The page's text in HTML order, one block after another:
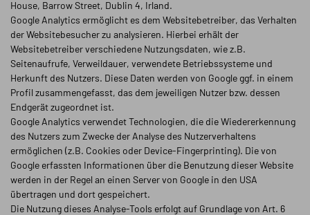
House, Barrow Street, Dublin 4, Irland.
Google Analytics ermöglicht es dem Websitebetreiber, das Verhalten
der Websitebesucher zu analysieren. Hierbei erhält der
Websitebetreiber verschiedene Nutzungsdaten, wie z.B.
Seitenaufrufe, Verweildauer, verwendete Betriebssysteme und
Herkunft des Nutzers. Diese Daten werden von Google ggf. in einem
Profil zusammengefasst, das dem jeweiligen Nutzer bzw. dessen
Endgerät zugeordnet ist.
Google Analytics verwendet Technologien, die die Wiedererkennung
des Nutzers zum Zwecke der Analyse des Nutzerverhaltens
ermöglichen (z.B. Cookies oder Device-Fingerprinting). Die von
Google erfassten Informationen über die Benutzung dieser Website
werden in der Regel an einen Server von Google in den USA
übertragen und dort gespeichert.
Die Nutzung dieses Analyse-Tools erfolgt auf Grundlage von Art. 6